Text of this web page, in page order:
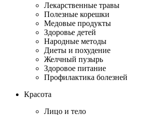
Лекарственные травы
Полезные корешки
Медовые продукты
Здоровье детей
Народные методы
Диеты и похудение
Желчный пузырь
Здоровое питание
Профилактика болезней
Красота
Лицо и тело